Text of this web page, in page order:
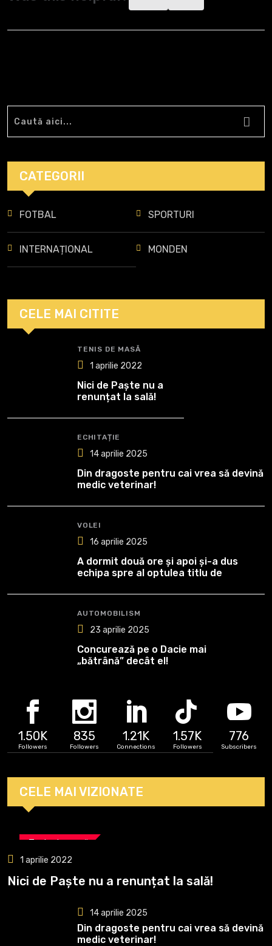
CATEGORII
FOTBAL SPORTURI
INTERNAȚIONAL MONDEN
CELE MAI CITITE
TENIS DE MASĂ
1 aprilie 2022
Nici de Paște nu a
renunțat la sală!
ECHITAȚIE
14 aprilie 2025
Din dragoste pentru cai vrea să devină
medic veterinar!
VOLEI
16 aprilie 2025
A dormit două ore și apoi și-a dus
echipa spre al optulea titlu de
AUTOMOBILISM
23 aprilie 2025
Concurează pe o Dacie mai
„bătrână” decât el!
1.50K
Followers
835
Followers
1.21K
Connections
1.57K
Followers
776
Subscribers
CELE MAI VIZIONATE
Tenis de masă
1 aprilie 2022
Nici de Paște nu a renunțat la sală!
14 aprilie 2025
Din dragoste pentru cai vrea să devină
medic veterinar!